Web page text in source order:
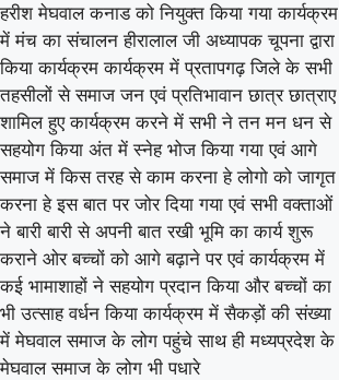
हरीश मेघवाल कनाड को नियुक्त किया गया कार्यक्रम
में मंच का संचालन हीरालाल जी अध्यापक चूपना द्वारा
किया कार्यक्रम कार्यक्रम में प्रतापगढ़ जिले के सभी
तहसीलों से समाज जन एवं प्रतिभावान छात्र छात्राए
शामिल हुए कार्यक्रम करने में सभी ने तन मन धन से
सहयोग किया अंत में स्नेह भोज किया गया एवं आगे
समाज में किस तरह से काम करना हे लोगो को जागृत
करना हे इस बात पर जोर दिया गया एवं सभी वक्ताओं
ने बारी बारी से अपनी बात रखी भूमि का कार्य शुरू
कराने ओर बच्चों को आगे बढ़ाने पर एवं कार्यक्रम में
कई भामाशाहों ने सहयोग प्रदान किया और बच्चों का
भी उत्साह वर्धन किया कार्यक्रम में सैकड़ों की संख्या
में मेघवाल समाज के लोग पहुंचे साथ ही मध्यप्रदेश के
मेघवाल समाज के लोग भी पधारे